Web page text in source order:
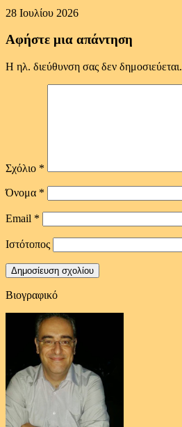
28 Ιουλίου 2026
Αφήστε μια απάντηση
Η ηλ. διεύθυνση σας δεν δημοσιεύεται.
Σχόλιο *
Όνομα *
Email *
Ιστότοπος
Βιογραφικό